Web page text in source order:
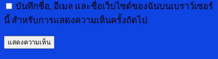
บันทึกชื่อ, อีเมล และชื่อเว็บไซต์ของฉันบนเบราว์เซอร์
นี้ สำหรับการแสดงความเห็นครั้งถัดไป